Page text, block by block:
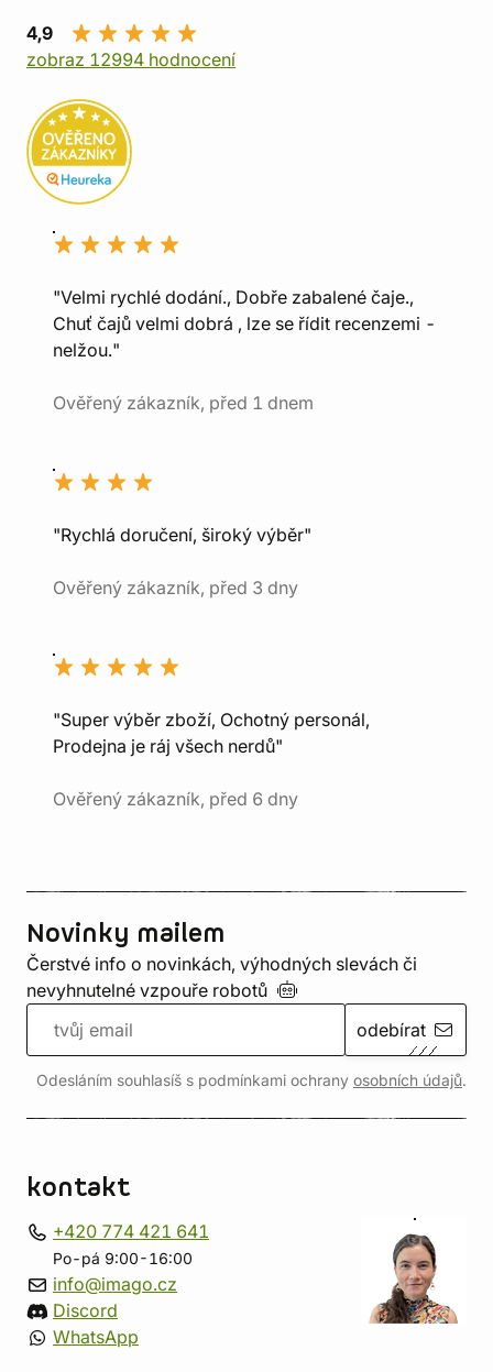
4,9
zobraz 12994 hodnocení
"Velmi rychlé dodání., Dobře zabalené čaje.,
Chuť čajů velmi dobrá , lze se řídit recenzemi -
nelžou."
Ověřený zákazník, před 1 dnem
"Rychlá doručení, široký výběr"
Ověřený zákazník, před 3 dny
"Super výběr zboží, Ochotný personál,
Prodejna je ráj všech nerdů"
Ověřený zákazník, před 6 dny
Novinky mailem
Čerstvé info o novinkách, výhodných slevách či
nevyhnutelné vzpouře robotů
odebírat
Odesláním souhlasíš s podmínkami ochrany osobních údajů.
kontakt
+420 774 421 641
Po-pá 9:00-16:00
info@imago.cz
Discord
WhatsApp